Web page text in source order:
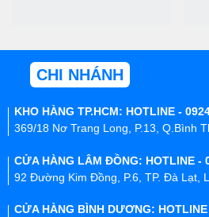
CHI NHÁNH
KHO HÀNG TP.HCM: HOTLINE -
369/18 Nơ Trang Long, P.13, Q.Bình
CỬA HÀNG LÂM ĐỒNG: HOTLINE -
92 Đường Kim Đồng, P.6, TP. Đà Lạt,
CỬA HÀNG BÌNH DƯƠNG: